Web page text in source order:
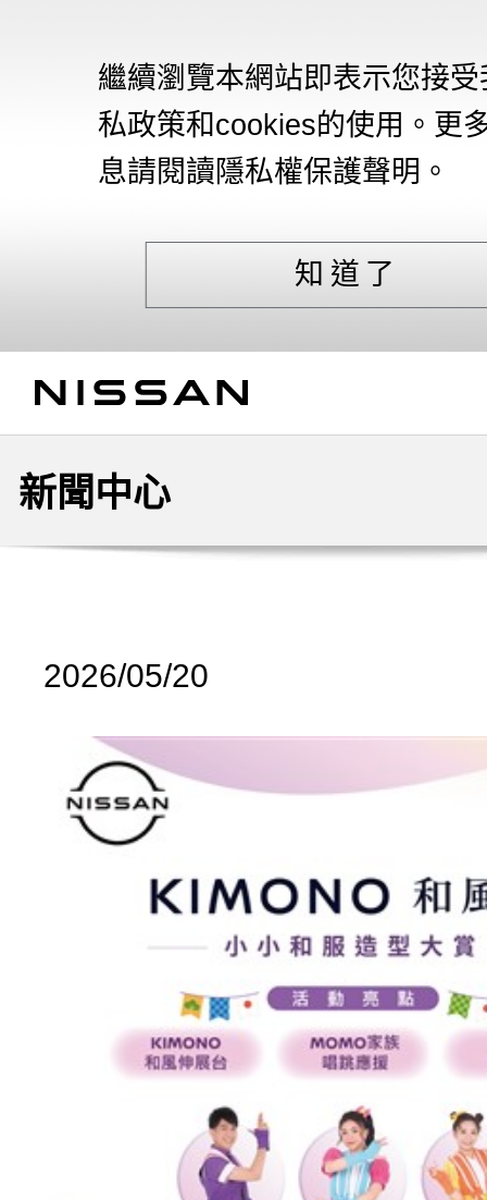
繼續瀏覽本網站即表示您接
私政策和cookies的使用。更
息請閱讀隱私權保護聲明。
知道了
新聞中心
2026/05/20